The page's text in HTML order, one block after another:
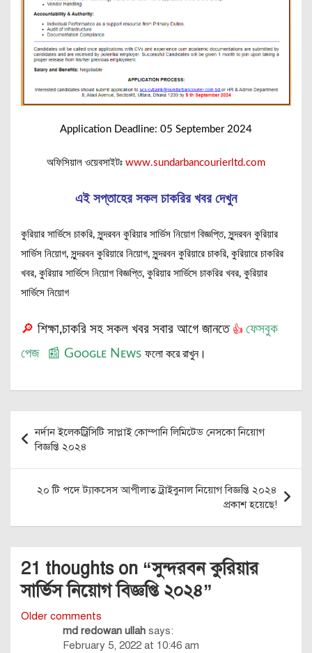
Application Deadline: 05 September 2024
অফিসিয়াল ওয়েবসাইটঃ www.sundarbancourierltd.com
এই সপ্তাহের সকল চাকরির খবর দেখুন
কুরিয়ার সার্ভিসে চাকরি, সুন্দরবন কুরিয়ার সার্ভিস নিয়োগ বিজ্ঞপ্তি, সুন্দরবন কুরিয়ার
সার্ভিস নিয়োগ, সুন্দরবন কুরিয়ারে নিয়োগ, সুন্দরবন কুরিয়ারে চাকরি, কুরিয়ারে চাকরির
খবর, কুরিয়ার সার্ভিসে নিয়োগ বিজ্ঞপ্তি, কুরিয়ার সার্ভিসে চাকরির খবর, কুরিয়ার
সার্ভিসে নিয়োগ
🔎 শিক্ষা,চাকরি সহ সকল খবর সবার আগে জানতে 👍 ফেসবুক
পেজ
📰 Gᴏᴏɢʟᴇ Nᴇᴡs ফলো করে রাখুন।
navigation
নর্দান ইলেকট্রিসিটি সাপ্লাই কোম্পানি লিমিটেড নেসকো নিয়োগ
বিজ্ঞপ্তি ২০২৪
২০ টি পদে ট্যাকসেস আপীলাত ট্রাইবুনাল নিয়োগ বিজ্ঞপ্তি ২০২৪
প্রকাশ হয়েছে!
21 thoughts on “সুন্দরবন কুরিয়ার
সার্ভিস নিয়োগ বিজ্ঞপ্তি ২০২৪”
Comments
navigation
Older comments
md redowan ullah says:
February 5, 2022 at 10:46 am